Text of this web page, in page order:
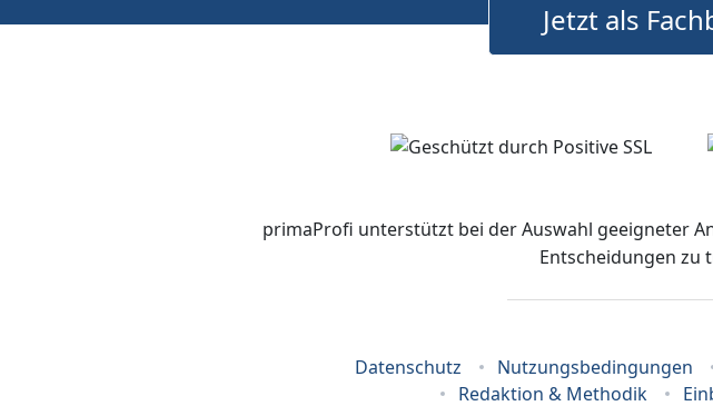
Jetzt als
primaProfi unterstützt bei der Auswahl geeigneter
Entscheidungen zu
Datenschutz Nutzungsbedingungen
Redaktion & Methodik